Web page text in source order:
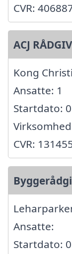
CVR:
ACJ
Kong
Ansatte: 1
Startdato:
CVR:
Ansatte:
Startdato: